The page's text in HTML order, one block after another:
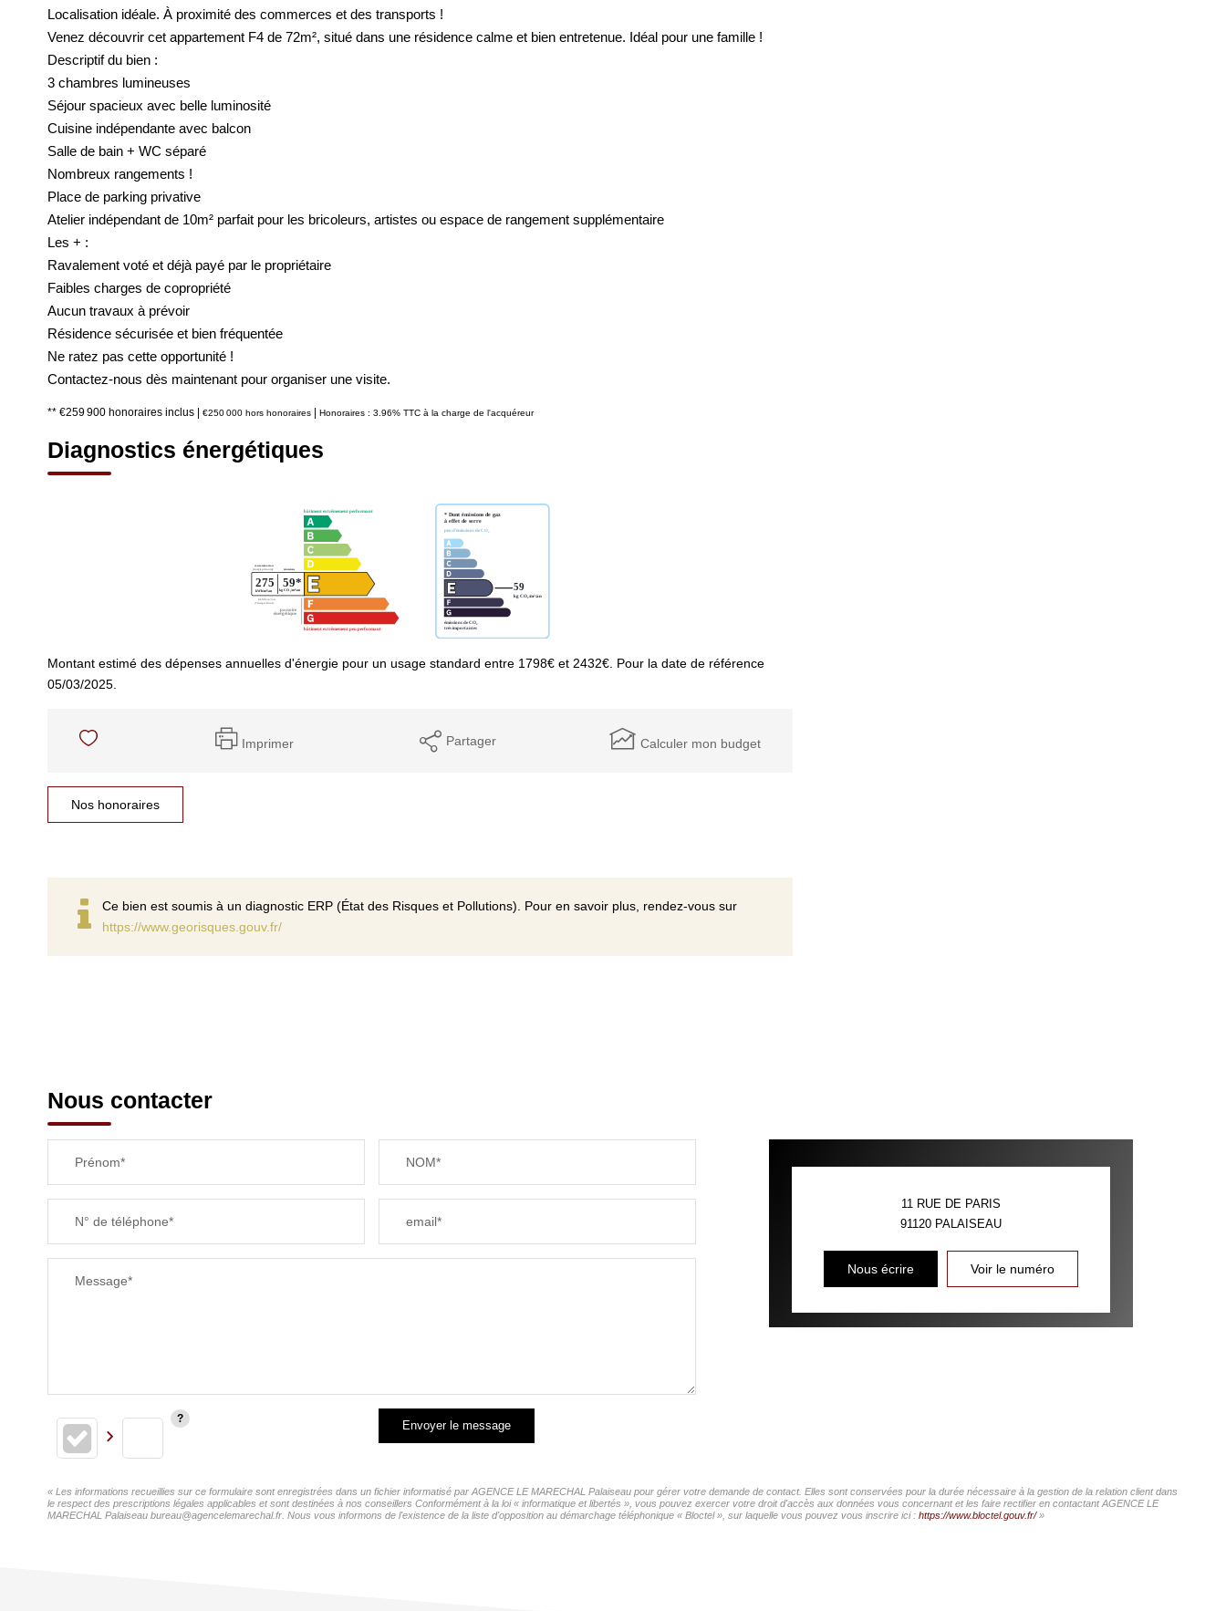
Localisation idéale. À proximité des commerces et des transports !
Venez découvrir cet appartement F4 de 72m², situé dans une résidence calme et bien entretenue. Idéal pour une famille !
Descriptif du bien :
3 chambres lumineuses
Séjour spacieux avec belle luminosité
Cuisine indépendante avec balcon
Salle de bain + WC séparé
Nombreux rangements !
Place de parking privative
Atelier indépendant de 10m² parfait pour les bricoleurs, artistes ou espace de rangement supplémentaire
Les + :
Ravalement voté et déjà payé par le propriétaire
Faibles charges de copropriété
Aucun travaux à prévoir
Résidence sécurisée et bien fréquentée
Ne ratez pas cette opportunité !
Contactez-nous dès maintenant pour organiser une visite.
** €259 900 honoraires inclus €250 000 hors honoraires Honoraires : 3.96% TTC à la charge de l'acquéreur
Diagnostics énergétiques
Montant estimé des dépenses annuelles d'énergie pour un usage standard entre 1798€ et 2432€. Pour la date de référence
05/03/2025.
Imprimer Partager Calculer mon budget
Nos honoraires
Ce bien est soumis à un diagnostic ERP (État des Risques et Pollutions). Pour en savoir plus, rendez-vous sur
https://www.georisques.gouv.fr/
Nous contacter
Prénom* NOM*
N° de téléphone* email*
Message*
Envoyer le message
11 RUE DE PARIS
91120 PALAISEAU
Nous écrire Voir le numéro
« Les informations recueillies sur ce formulaire sont enregistrées dans un fichier informatisé par AGENCE LE MARECHAL Palaiseau pour gérer votre demande de contact. Elles sont conservées pour la durée nécessaire à la gestion de la relation client dans
le respect des prescriptions légales applicables et sont destinées à nos conseillers Conformément à la loi « informatique et libertés », vous pouvez exercer votre droit d'accès aux données vous concernant et les faire rectifier en contactant AGENCE LE
MARECHAL Palaiseau bureau@agencelemarechal.fr. Nous vous informons de l'existence de la liste d'opposition au démarchage téléphonique « Bloctel », sur laquelle vous pouvez vous inscrire ici : https://www.bloctel.gouv.fr/»